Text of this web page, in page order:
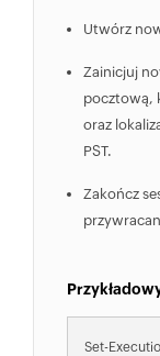
Utwórz
Zainicjuj
pocztową,
oraz
PST.
Zakończ
Set-